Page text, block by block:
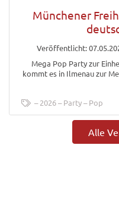
Münchener
Veröffentlicht:
Mega Pop Party zur
kommt es in Ilmenau zur
2026 Party Pop
Alle